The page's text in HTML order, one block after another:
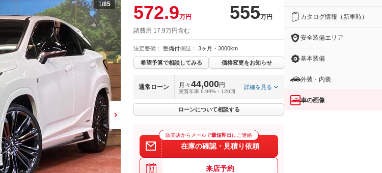
1/85 572.9万円 555万円
諸費用 17.9万円含む
法定整備： 整備付保証： 3ヶ月・3000km
希望予算で相談してみる 価格変更をお知らせ
通常ローン 月々44,000円
実質年率 6.99%・120回
詳細を見る
ローンについて相談する
販売店からメールで最短即日 にご連絡
在庫の確認・見積り依頼
来店予約
カタログ情報（新車時）
安全装備エリア
基本装備
外装・内装
車の画像